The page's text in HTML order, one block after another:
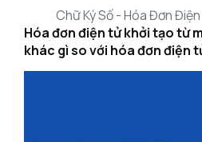
Chữ Ký Số - Hóa Đơn
Hóa đơn điện tử khởi tạo từ
khác gì so với hóa đơn điện